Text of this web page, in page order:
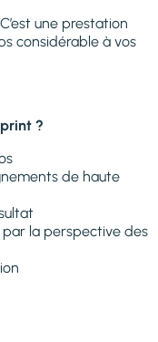
une prestation
considérable à vos
?
de haute
la perspective des